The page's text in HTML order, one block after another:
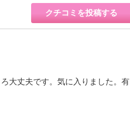
クチコミを投稿する
大丈夫です。気に入りました。有